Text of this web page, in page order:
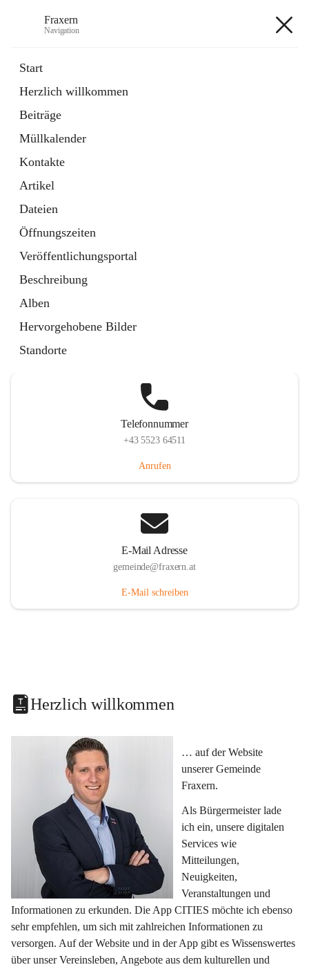
Fraxern
Navigation
Start
Herzlich willkommen
Beiträge
Müllkalender
Kontakte
Artikel
Dateien
Öffnungszeiten
Veröffentlichungsportal
Beschreibung
Alben
Hervorgehobene Bilder
Standorte
Ordner
in
Tab
Formulare
Artikel
öffnet
in
neuem
Tab
Telefonnummer
+43 5523 64511
Anrufen
E-Mail Adresse
gemeinde@fraxern.at
E-Mail schreiben
Herzlich willkommen
… auf der Website
unserer Gemeinde
Fraxern.
Als Bürgermeister lade
ich ein, unsere digitalen
Services wie
Mitteilungen,
Neuigkeiten,
Veranstaltungen und
Informationen zu erkunden. Die App CITIES möchte ich ebenso
sehr empfehlen, um sich mit zahlreichen Informationen zu
versorgen. Auf der Website und in der App gibt es Wissenswertes
über unser Vereinsleben, Angebote aus dem kulturellen und